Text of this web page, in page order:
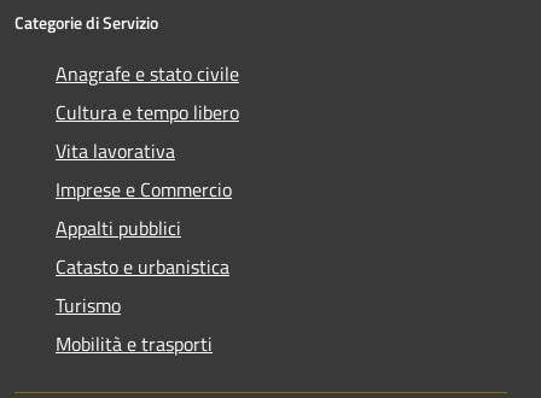
Categorie di Servizio
Anagrafe e stato civile
Cultura e tempo libero
Vita lavorativa
Imprese e Commercio
Appalti pubblici
Catasto e urbanistica
Turismo
Mobilità e trasporti